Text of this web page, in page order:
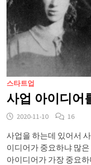
스타트업
사업 아이디어
2020-11-10 16
사업을 하는데 있어서
이디어가 중요하냐 많
아이디어가 가장 중요